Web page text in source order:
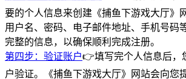
要的个人信息来创建《捕鱼下游戏大厅》
用户名、密码、电子邮件地址、手机号码
完整的信息，以确保顺利完成注册。
第四步：验证账户👉填写完个人信息后，
户验证。《捕鱼下游戏大厅》网站会向您